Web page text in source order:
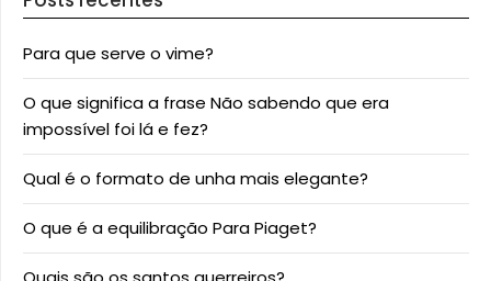
Para que serve o vime?
O que significa a frase Não sabendo que era
impossível foi lá e fez?
Qual é o formato de unha mais elegante?
O que é a equilibração Para Piaget?